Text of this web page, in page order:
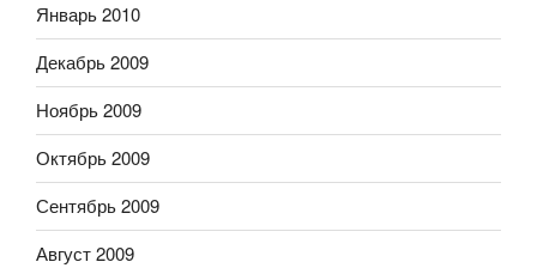
Январь 2010
Декабрь 2009
Ноябрь 2009
Октябрь 2009
Сентябрь 2009
Август 2009